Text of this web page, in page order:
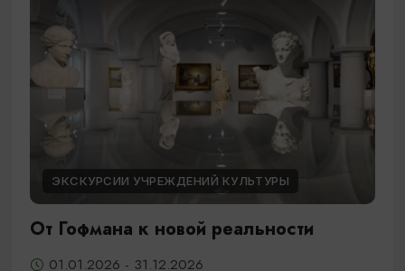
ЭКСКУРСИИ УЧРЕЖДЕНИЙ КУЛЬТУРЫ
От Гофмана к новой реальности
01.01.2026 - 31.12.2026